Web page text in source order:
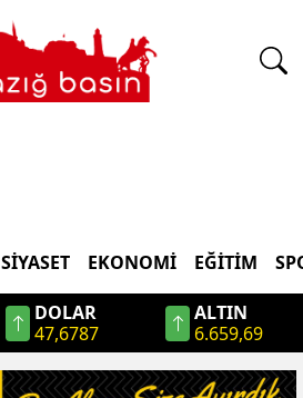
SİYASET EKONOMİ EĞİTİM
DOLAR
47,6787
ALTIN
6.659,69